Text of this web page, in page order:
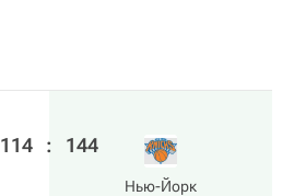
114 : 144
Нью-Йорк